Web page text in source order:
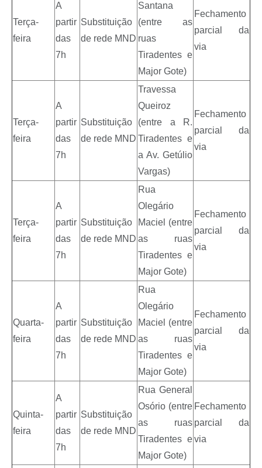
Terça-
feira
A
partir
das
7h
Substituição
de rede MND
Santana
(entre as
ruas
Tiradentes e
Major Gote)
Fechamento
parcial da
via
Terça-
feira
A
partir
das
7h
Substituição
de rede MND
Travessa
Queiroz
(entre a R.
Tiradentes e
a Av. Getúlio
Vargas)
Fechamento
parcial da
via
Terça-
feira
A
partir
das
7h
Substituição
de rede MND
Rua
Olegário
Maciel (entre
as ruas
Tiradentes e
Major Gote)
Fechamento
parcial da
via
Quarta-
feira
A
partir
das
7h
Substituição
de rede MND
Rua
Olegário
Maciel (entre
as ruas
Tiradentes e
Major Gote)
Fechamento
parcial da
via
Quinta-
feira
A
partir
das
7h
Substituição
de rede MND
Rua General
Osório (entre
as ruas
Tiradentes e
Major Gote)
Fechamento
parcial da
via